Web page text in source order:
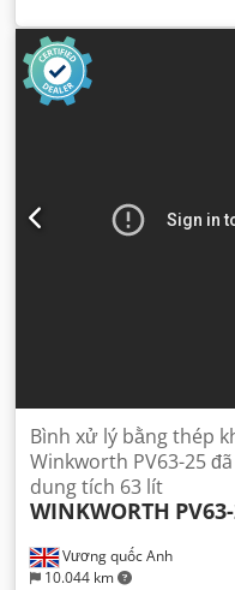
Vương quốc Anh
10.044 km
Bình xử lý bằng thép
Winkworth PV63-25
dung tích 63 lít
WINKWORTH